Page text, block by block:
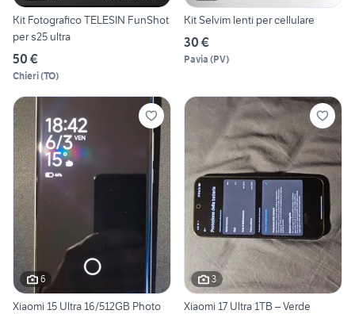
Kit Fotografico TELESIN FunShot
per s25 ultra
50 €
Chieri(TO)
Kit Selvim lenti per cellulare
30 €
Pavia (PV)
6
Xiaomi 15 Ultra 16/512GB Photo
3
Xiaomi 17 Ultra 1TB – Verde